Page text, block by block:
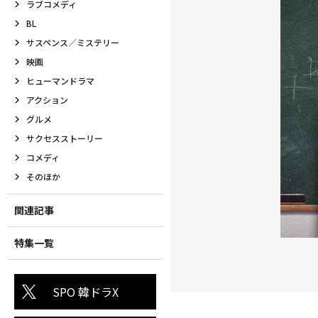
ラブコメディ
BL
サスペンス／ミステリー
映画
ヒューマンドラマ
アクション
グルメ
サクセスストーリー
コメディ
そのほか
関連記事
特集一覧
SPO 韓ドラX